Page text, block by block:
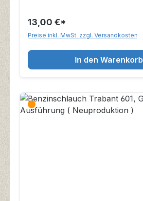
13,00 €*
Preise inkl. MwSt. zzgl. Versandkosten
In den Warenkorb